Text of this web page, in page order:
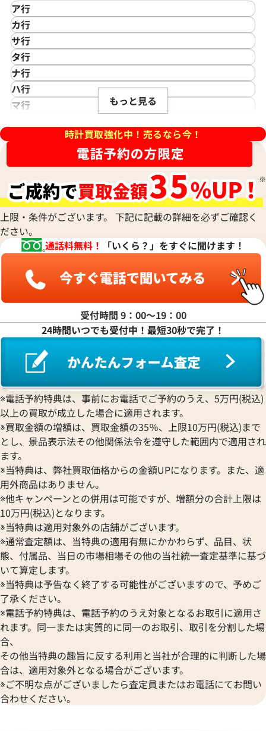
テレーション ブラッシュ
格
日時点の参考買取価格です
オメガ デ・ヴィル プレステ
424.10.37.20.03.001
229,000円
※2026年5月27日時点の参考
ィル 424.10.40.20.01.001
日時点の参考買取価格です
オメガ デ・ヴィル
参考買取価格
211,000円
※2026年5月9日時点の参考買
ィル 424.10.37.20.04.001
格
9日時点の参考買取価格です
オメガ コンステレーション
参考買取価格
※2023年11月27日時点の参考
ア行
IKEPOD
アイクポッド
IWC
アイダブリューシー
Azimuth
アジムース
ANONIMO
Alain Silberstein
アラン・シルベスタイン
Armand Nicolet
アルマン・ニコレ
WALTHAM
ウォルサム
HUBLOT
ウブロ
ETERNA
エテルナ
EDOX
エドックス
EBERHARD
エベラール
EBEL
エベル
EPOS
Hermes
エルメス
OMEGA
オメガ
ORIENT
オリエント
ORIS
オリス
Audemars Piguet
オーデマ ピゲ
Vacheron Constantin
ヴァシュロン・コンスタンタン
Van Cleef & Arpels
ヴァンクリーフ＆アーペル
Versace
ヴェルサーチ
Wempe
カ行
CASIO
カシオ
Cartier
カルティエ
Gaga Milano
ガガミラノ
Quinting
クインティング
Cuervo y Sobrinos
クエルボ・イ・ソブリノス
CVSTOS
クストス
Chronoswiss
クロノスイス
GUCCI
グッチ
Graham
グラハム
グランドセイコー
CORUM
コルム
Concord
コンコルド
サ行
Saint Laurent
サンローラン
Shellman
シェルマン
CITIZEN
シチズン
Chopard
ショパール
CHAUMET
ショーメ
Jacob & Co.
ジェイコブ
Gerald Genta
ジェラルド・ジェンタ
Jaeger-LeCoultre
ジャケ・ドロー
Girard-Perregaux
ジラール・ペルゴ
Sinn
ジン
STOWA
ストーヴァ
SEIKO
セイコー
CENTURY
センチュリー
ZENITH
ゼニス
タ行
TAG Heuer
タグ・ホイヤー
Daniel Roth
ダニエル・ロート
TUDOR
チューダー(チュードル)
ティファニー
Dior
ディオール
ナ行
NOMOS Glashütte
ノモス グラスヒュッテ
ハ行
Hamilton
Harry Winston
ハリー・ウィンストン
Patek Philippe
Panerai
パネライ
Parmigiani Fleurier
パルミジャーニ・フルリエ
Piaget
PIERRE KUNZ
ピエール・クンツ
FRANCK MULLER
フランク ミュラー
BOUCHERON
ブシュロン
BREITLING
ブライトリング
Blancpain
ブランパン
BVLGARI
ブルガリ
Breguet
ブレゲ
BULOVA
ブローバ
Bell & Ross
ベル＆ロス
BAUME＆MERCIER
ボーム＆メルシエ
BALL Watch
ボール ウォッチ
マ行
MAURICE LACROIX
モーリス・ラクロア
RALPH LAUREN
ラルフ ローレン
リシャール・ミル
Louis Vuitton
ルイ・ヴィトン
Luminox
ルミノックス
Ressence
ROGER DUBUIS
ロジェ・デュブイ
ROLEX
ロレックス
LONGINES
ロンジン
もっと見る
時計買取強化中！売るなら今！
上限・条件がございます。 下記に記載の詳細を必ずご確認く
ださい。
通話料無料！
「いくら？」をすぐに聞けます！
受付時間 9：00〜19：00
24時間いつでも受付中！最短30秒で完了！
※電話予約特典は、事前にお電話でご予約のうえ、5万円(税込)
以上の買取が成立した場合に適用されます。
※買取金額の増額は、買取金額の35％、上限10万円(税込)まで
とし、景品表示法その他関係法令を遵守した範囲内で適用され
ます。
※当特典は、弊社買取価格からの金額UPになります。また、適
用外商品はありません。
※他キャンペーンとの併用は可能ですが、増額分の合計上限は
10万円(税込)となります。
※当特典は適用対象外の店舗がございます。
※通常査定額は、当特典の適用有無にかかわらず、品目、状
態、付属品、当日の市場相場その他の当社統一査定基準に基づ
いて算定します。
※当特典は予告なく終了する可能性がございますので、予めご
了承ください。
※電話予約特典は、電話予約のうえ対象となるお取引に適用さ
れます。同一または実質的に同一のお取引、取引を分割した場
合、
その他当特典の趣旨に反する利用と当社が合理的に判断した場
合は、適用対象外となる場合がございます。
※ご不明な点がございましたら査定員またはお電話にてお問い
合わせください。